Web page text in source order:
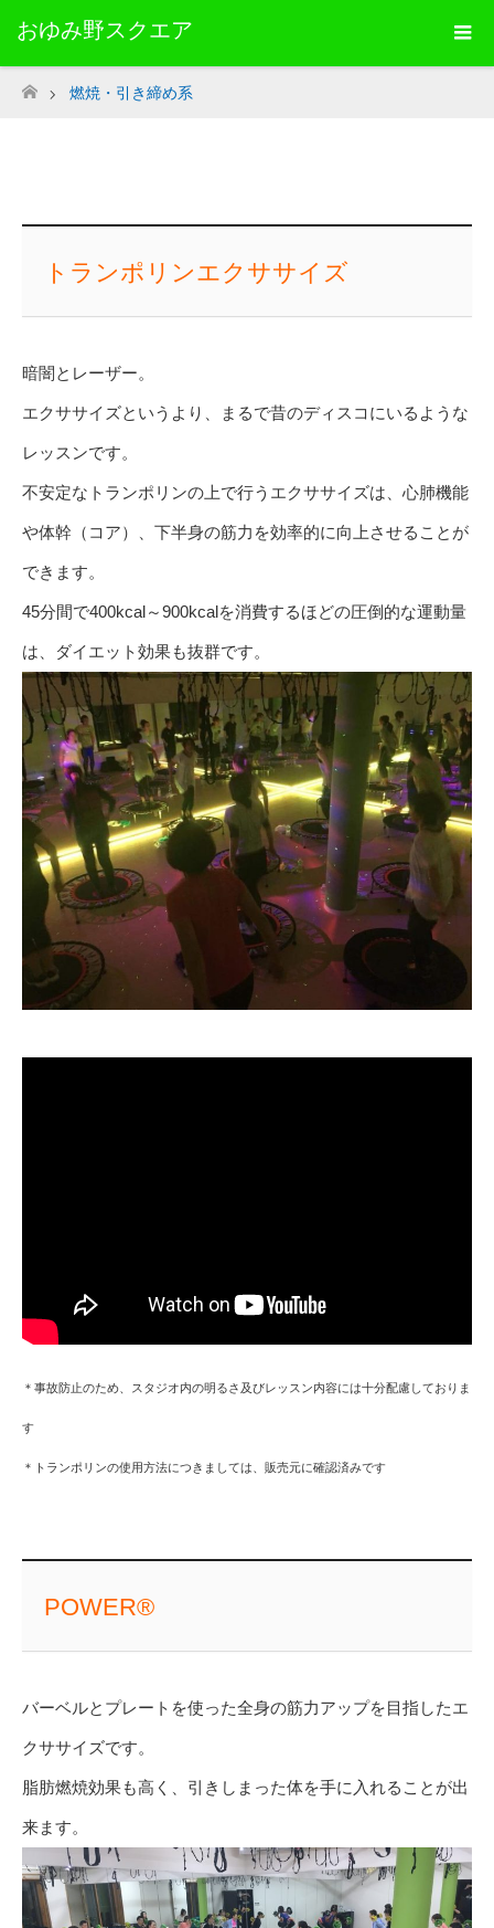
おゆみ野スクエア
ホーム
燃焼・引き締め系
トランポリンエクササイズ
暗闇とレーザー。
エクササイズというより、まるで昔のディスコにいるような
レッスンです。
不安定なトランポリンの上で行うエクササイズは、心肺機能
や体幹（コア）、下半身の筋力を効率的に向上させることが
できます。
45分間で400kcal～900kcalを消費するほどの圧倒的な運動量
は、ダイエット効果も抜群です。
＊事故防止のため、スタジオ内の明るさ及びレッスン内容には十分配慮しておりま
す
＊トランポリンの使用方法につきましては、販売元に確認済みです
POWER®
バーベルとプレートを使った全身の筋力アップを目指したエ
クササイズです。
脂肪燃焼効果も高く、引きしまった体を手に入れることが出
来ます。